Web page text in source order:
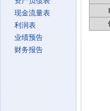
现金流量表
利润表
业绩预告
财务报告